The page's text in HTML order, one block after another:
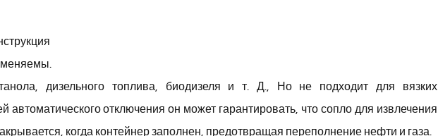
дизельного топлива, биодизеля и т. Д., Но не подходит для вязких
автоматического отключения он может гарантировать, что сопло для извлечения
когда контейнер заполнен, предотвращая переполнение нефти и газа.